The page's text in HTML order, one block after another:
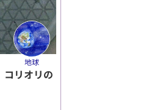
地球
コリオリの